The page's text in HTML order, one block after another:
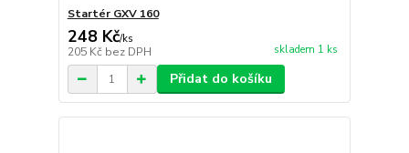
Startér GXV 160
248 Kč/ks
205 Kč bez DPH skladem 1 ks
Přidat do košíku